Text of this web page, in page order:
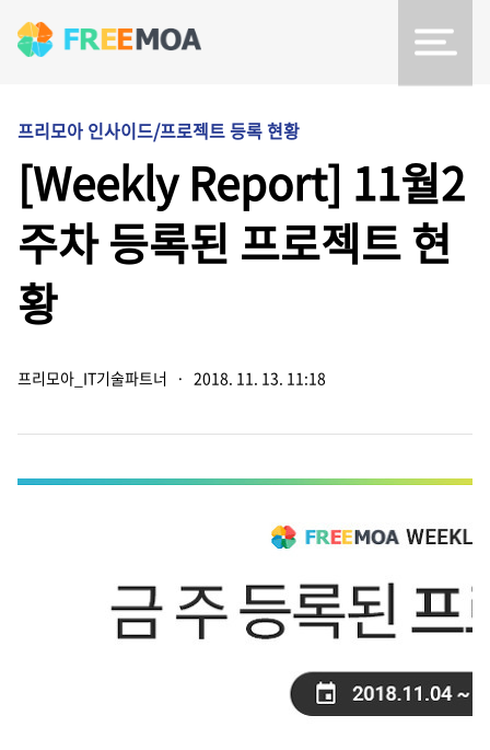
프리모아 인사이드/프로젝트 등록 현황
[Weekly Report] 11월2
주차 등록된 프로젝트 현
황
프리모아_IT기술파트너 · 2018. 11. 13. 11:18